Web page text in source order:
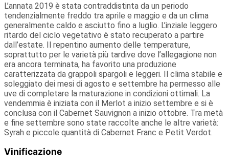
L’annata 2019 è stata contraddistinta da un periodo
tendenzialmente freddo tra aprile e maggio e da un clima
generalmente caldo e asciutto fino a luglio. L’inziale leggero
ritardo del ciclo vegetativo è stato recuperato a partire
dall’estate. Il repentino aumento delle temperature,
soprattutto per le varietà più tardive dove l’allegagione non
era ancora terminata, ha favorito una produzione
caratterizzata da grappoli spargoli e leggeri. Il clima stabile e
soleggiato dei mesi di agosto e settembre ha permesso alle
uve di completare la maturazione in condizioni ottimali. La
vendemmia è iniziata con il Merlot a inizio settembre e si è
conclusa con il Cabernet Sauvignon a inizio ottobre. Tra metà
e fine settembre sono state raccolte anche le altre varietà:
Syrah e piccole quantità di Cabernet Franc e Petit Verdot.
Vinificazione